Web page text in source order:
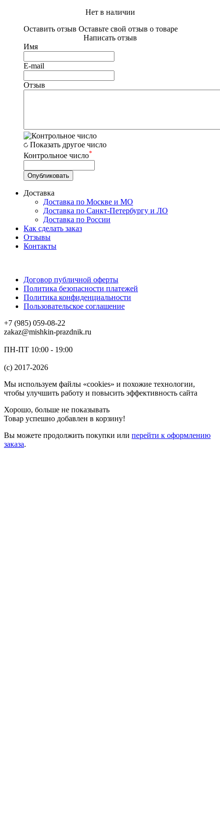
Нет в наличии
Оставить отзыв Оставьте свой отзыв о товаре
Написать отзыв
Имя
E-mail
Отзыв
Показать другое число
Контрольное число*
Доставка
Доставка по Москве и МО
Доставка по Санкт-Петербургу и ЛО
Доставка по России
Как сделать заказ
Отзывы
Контакты
Договор публичной оферты
Политика безопасности платежей
Политика конфиденциальности
Пользовательское соглашение
+7 (985) 059-08-22
zakaz@mishkin-prazdnik.ru
ПН-ПТ 10:00 - 19:00
(c) 2017-2026
Мы используем файлы «cookies» и похожие технологии,
чтобы улучшить работу и повысить эффективность сайта
Хорошо, больше не показывать
Товар успешно добавлен в корзину!
Вы можете продолжить покупки или перейти к оформлению
заказа.